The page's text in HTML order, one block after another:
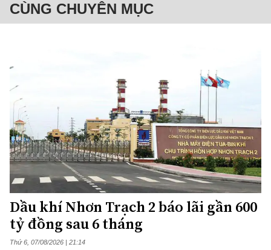
CÙNG CHUYÊN MỤC
Dầu khí Nhơn Trạch 2 báo lãi gần 600
tỷ đồng sau 6 tháng
Thứ 6, 07/08/2026 | 21:14